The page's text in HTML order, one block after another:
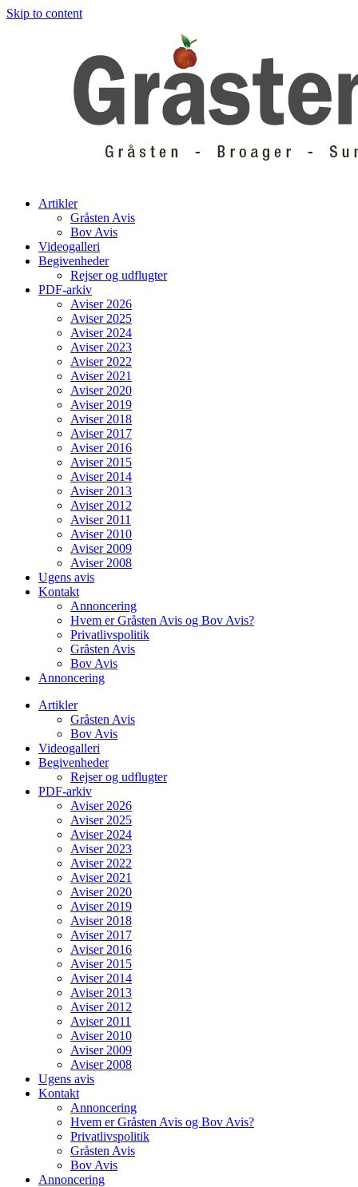
Skip to content
Artikler
Gråsten Avis
Bov Avis
Videogalleri
Begivenheder
Rejser og udflugter
PDF-arkiv
Aviser 2026
Aviser 2025
Aviser 2024
Aviser 2023
Aviser 2022
Aviser 2021
Aviser 2020
Aviser 2019
Aviser 2018
Aviser 2017
Aviser 2016
Aviser 2015
Aviser 2014
Aviser 2013
Aviser 2012
Aviser 2011
Aviser 2010
Aviser 2009
Aviser 2008
Ugens avis
Kontakt
Annoncering
Hvem er Gråsten Avis og Bov Avis?
Privatlivspolitik
Gråsten Avis
Bov Avis
Annoncering
Artikler
Gråsten Avis
Bov Avis
Videogalleri
Begivenheder
Rejser og udflugter
PDF-arkiv
Aviser 2026
Aviser 2025
Aviser 2024
Aviser 2023
Aviser 2022
Aviser 2021
Aviser 2020
Aviser 2019
Aviser 2018
Aviser 2017
Aviser 2016
Aviser 2015
Aviser 2014
Aviser 2013
Aviser 2012
Aviser 2011
Aviser 2010
Aviser 2009
Aviser 2008
Ugens avis
Kontakt
Annoncering
Hvem er Gråsten Avis og Bov Avis?
Privatlivspolitik
Gråsten Avis
Bov Avis
Annoncering